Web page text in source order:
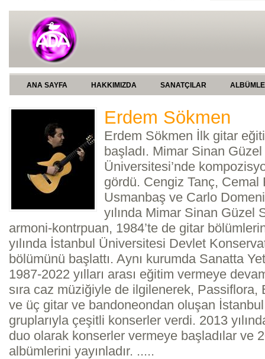
ANA SAYFA HAKKIMIZDA SANATÇILAR
Erdem Sökmen
Erdem Sökmen İlk gitar
başladı. Mimar Sinan
Üniversitesi’nde
gördü. Cengiz Tanç, Cemal
Usmanbaş ve Carlo
yılında Mimar Sinan Güzel
armoni-kontrpuan, 1984’te de gitar
yılında İstanbul Üniversitesi Devlet
bölümünü başlattı. Aynı kurumda Sanatta
1987-2022 yılları arası eğitim vermeye
sıra caz müziğiyle de ilgilenerek, Passiflora,
ve üç gitar ve bandoneondan oluşan
gruplarıyla çeşitli konserler verdi. 2013
duo olarak konserler vermeye başladılar ve
albümlerini yayınladır. .....